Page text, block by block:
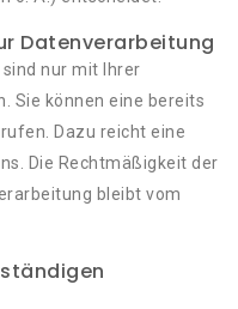
Datenverarbeitung
nur mit Ihrer
Sie können eine bereits
Dazu reicht eine
Die Rechtmäßigkeit der
bleibt vom